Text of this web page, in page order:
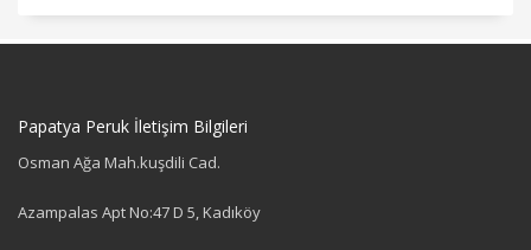
Papatya Peruk İletişim Bilgileri
Osman Ağa Mah.kuşdili Cad.
Azampalas Apt No:47 D 5, Kadıköy